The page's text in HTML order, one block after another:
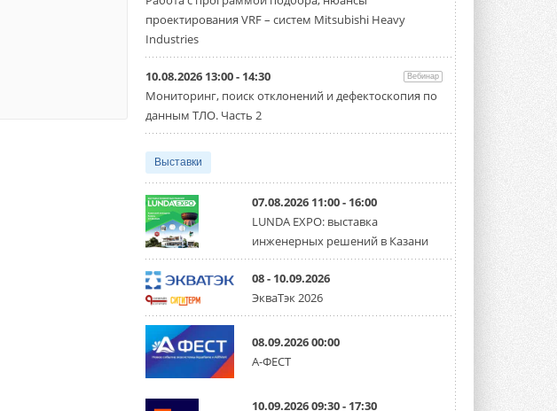
Линейка включает семь типоразмеров
производительностью от 22,4 до 56 кВт.
«СиСофт Девелопмент» подвел
итоги конкурса студенческих
проектов «ТИМ-лидеры 2026»
«Русклимат» укрепляет
партнёрство за Уралом
Президент Омского землячества в
Москве Михаил Тимошенко посетил
Омск с трёхдневным рабочим визитом ...
31 ИЮЛЯ 2026
Carrier модернизирует
флагманский чиллер AquaEdge
19XR
Чиллер получил новую версию,
работающую на хладагенте R1234ze ...
31 ИЮЛЯ 2026
Mitsubishi расширяет
проектирования VRF – систем Mitsubishi Heavy
Industries
10.08.2026 13:00 - 14:30 Вебинар
Мониторинг, поиск отклонений и дефектоскопия по
данным ТЛО. Часть 2
Выставки
07.08.2026 11:00 - 16:00
LUNDA EXPO: выставка
инженерных решений в Казани
08 - 10.09.2026
ЭкваТэк 2026
08.09.2026 00:00
А-ФЕСТ
10.09.2026 09:30 - 17:30